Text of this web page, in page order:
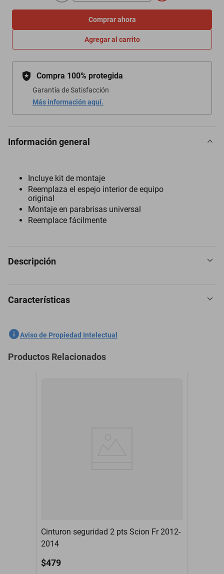
Comprar ahora
Agregar al carrito
Compra 100% protegida
Garantía de Satisfacción
Más información aquí.
Información general
Incluye kit de montaje
Reemplaza el espejo interior de equipo
original
Montaje en parabrisas universal
Reemplace fácilmente
Descripción
Espejo Retrovisor para Toyota Ch a R 2017
Características
SKU
Marca
Toyota
Aviso de Propiedad Intelectual
Productos Relacionados
Cinturon seguridad 2 pts Scion Fr 2012-
2014
$479